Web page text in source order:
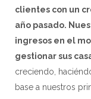
clientes con un
año pasado.
ingresos en el
gestionar sus
creciendo,
base a nuestros